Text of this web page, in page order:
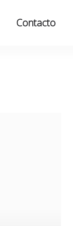
Contacto